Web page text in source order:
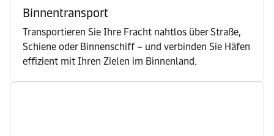
Binnentransport
Transportieren Sie Ihre Fracht nahtlos über Straße,
Schiene oder Binnenschiff – und verbinden Sie Häfen
effizient mit Ihren Zielen im Binnenland.